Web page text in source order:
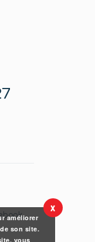
améliorer
son site.
vous
X